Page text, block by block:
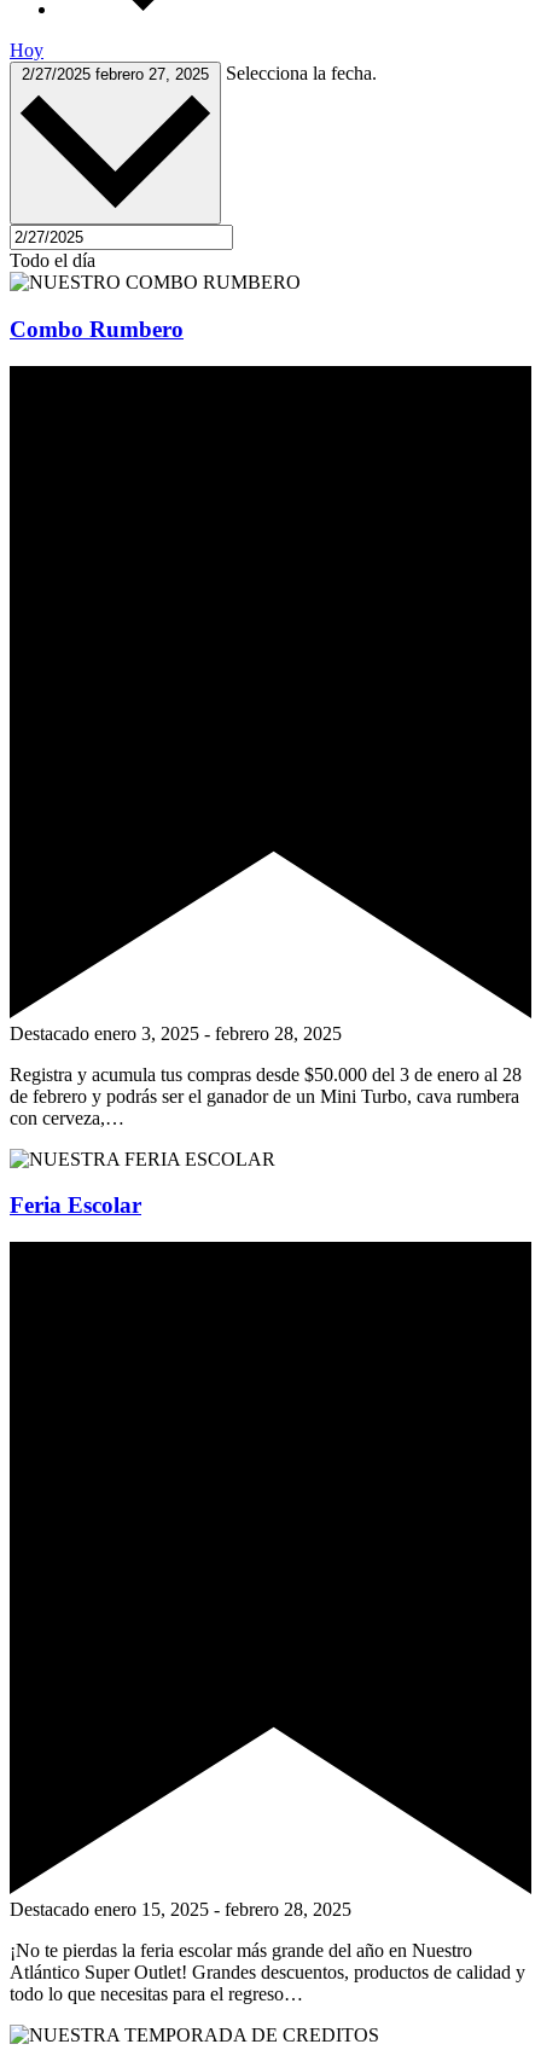
Hoy
2/27/2025 febrero 27, 2025 Selecciona la fecha.
Todo el día
Combo Rumbero
Destacado enero 3, 2025 - febrero 28, 2025
Registra y acumula tus compras desde $50.000 del 3 de enero al 28
de febrero y podrás ser el ganador de un Mini Turbo, cava rumbera
con cerveza,…
Feria Escolar
Destacado enero 15, 2025 - febrero 28, 2025
¡No te pierdas la feria escolar más grande del año en Nuestro
Atlántico Super Outlet! Grandes descuentos, productos de calidad y
todo lo que necesitas para el regreso…